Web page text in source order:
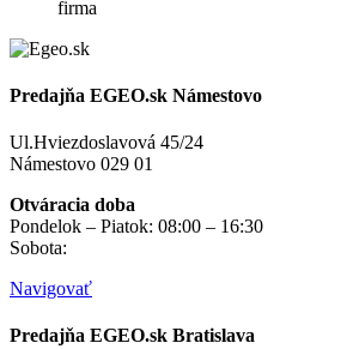
Predajňa EGEO.sk Námestovo
Ul.Hviezdoslavová 45/24
Námestovo 029 01
Otváracia doba
Pondelok – Piatok: 08:00 – 16:30
Sobota:
Navigovať
Predajňa EGEO.sk Bratislava